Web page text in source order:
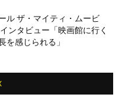
ル ザ・マイティ・ムービ
ンタビュー「映画館に行く
を感じられる」